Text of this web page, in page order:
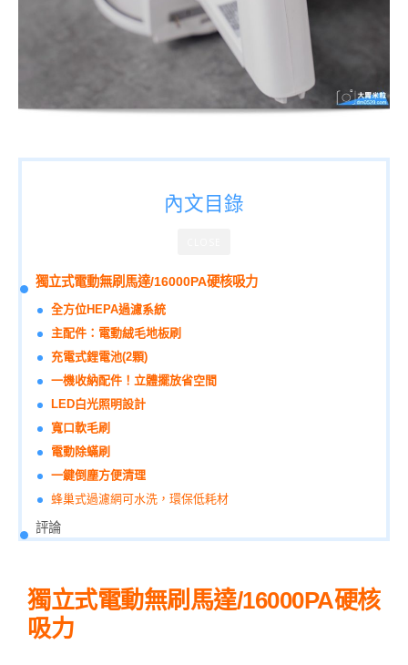
內文目錄
獨立式電動無刷馬達/16000PA硬核吸力
全方位HEPA過濾系統
主配件：電動絨毛地板刷
充電式鋰電池(2顆)
一機收納配件！立體擺放省空間
LED白光照明設計
寬口軟毛刷
電動除蟎刷
一鍵倒塵方便清理
蜂巢式過濾網可水洗，環保低耗材
評論
獨立式電動無刷馬達/16000PA硬核
吸力